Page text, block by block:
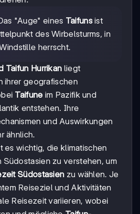
"Auge" eines Taifunsist
des Wirbelsturms, in
herrscht.
Taifun Hurrikan liegt
ihrer geografischen
Taifune im Pazifik und
entstehen. Ihre
und Auswirkungen
ähnlich.
es wichtig, die klimatischen
Südostasien zu verstehen, um
Südostasien zu wählen. Je
Reiseziel und Aktivitäten
Reisezeit variieren, wobei